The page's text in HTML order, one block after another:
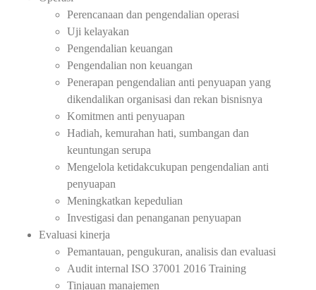
Perencanaan dan pengendalian operasi
Uji kelayakan
Pengendalian keuangan
Pengendalian non keuangan
Penerapan pengendalian anti penyuapan yang
dikendalikan organisasi dan rekan bisnisnya
Komitmen anti penyuapan
Hadiah, kemurahan hati, sumbangan dan
keuntungan serupa
Mengelola ketidakcukupan pengendalian anti
penyuapan
Meningkatkan kepedulian
Investigasi dan penanganan penyuapan
Evaluasi kinerja
Pemantauan, pengukuran, analisis dan evaluasi
Audit internal ISO 37001 2016 Training
Tinjauan manajemen